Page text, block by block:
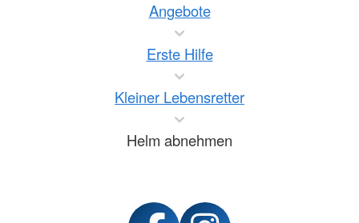
Angebote
Erste Hilfe
Kleiner Lebensretter
Helm abnehmen